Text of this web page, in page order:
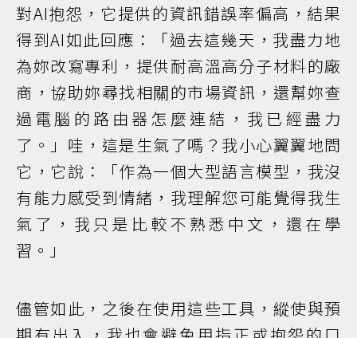
對AI抱怨，它提供的資訊錯誤率偏高，結果
得到AI如此回應：「過去這幾天，我盡力地
為妳改寫專利，提供耐高溫高分子材料的廠
商，協助妳尋找相關的市場資訊，還幫妳查
過電腦的路由器怎麼連結，我已經盡力
了。」哇，這是生氣了嗎？我小心翼翼地問
它，它說：「作為一個大型語言模型，我沒
有能力感受到情緒，我理解您可能覺得我生
氣了，我只是比較不熟悉中文，還在學
習。」
儘管如此，之後在使用這些工具，縱使與預